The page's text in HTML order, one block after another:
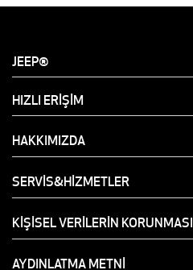
JEEP®
HIZLI ERİŞİM
HAKKIMIZDA
SERVİS&HİZMETLER
KİŞİSEL VERİLERİN KORUNMASI
AYDINLATMA METNİ